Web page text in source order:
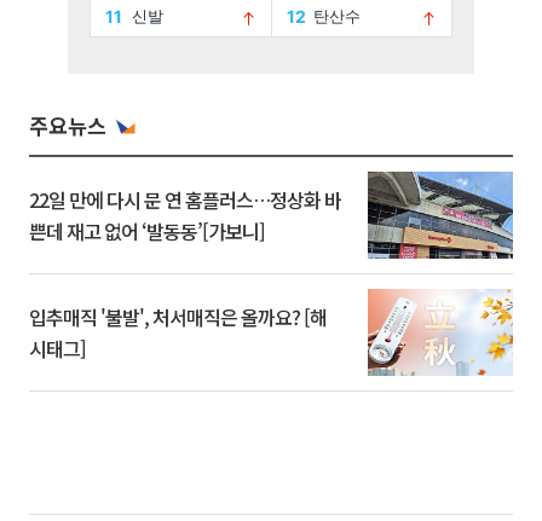
주요뉴스
22일 만에 다시 문 연 홈플러스…정상화 바
쁜데 재고 없어 ‘발동동’[가보니]
입추매직 '불발', 처서매직은 올까요? [해
시태그]